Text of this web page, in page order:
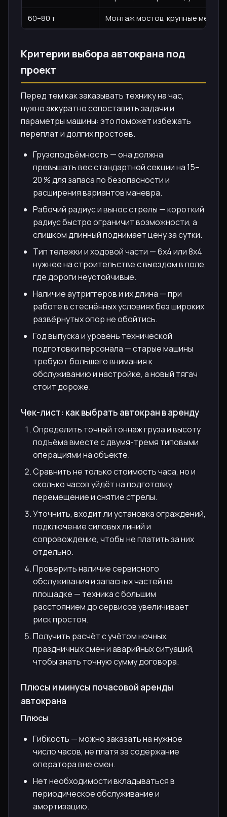
60–80 т
Монтаж мостов, крупные
Критерии выбора автокрана под
проект
Перед тем как заказывать технику на час,
нужно аккуратно сопоставить задачи и
параметры машины: это поможет избежать
переплат и долгих простоев.
Грузоподъёмность — она должна
превышать вес стандартной секции на 15–
20 % для запаса по безопасности и
расширения вариантов маневра.
Рабочий радиус и вынос стрелы — короткий
радиус быстро ограничит возможности, а
слишком длинный поднимает цену за сутки.
Тип тележки и ходовой части — 6х4 или 8х4
нужнее на строительстве с выездом в поле,
где дороги неустойчивые.
Наличие аутриггеров и их длина — при
работе в стеснённых условиях без широких
развёрнутых опор не обойтись.
Год выпуска и уровень технической
подготовки персонала — старые машины
требуют большего внимания к
обслуживанию и настройке, а новый тягач
стоит дороже.
Чек-лист: как выбрать автокран в аренду
Определить точный тоннаж груза и высоту
подъёма вместе с двумя-тремя типовыми
операциями на объекте.
Сравнить не только стоимость часа, но и
сколько часов уйдёт на подготовку,
перемещение и снятие стрелы.
Уточнить, входит ли установка ограждений,
подключение силовых линий и
сопровождение, чтобы не платить за них
отдельно.
Проверить наличие сервисного
обслуживания и запасных частей на
площадке — техника с большим
расстоянием до сервисов увеличивает
риск простоя.
Получить расчёт с учётом ночных,
праздничных смен и аварийных ситуаций,
чтобы знать точную сумму договора.
Плюсы и минусы почасовой аренды
автокрана
Плюсы
Гибкость — можно заказать на нужное
число часов, не платя за содержание
оператора вне смен.
Нет необходимости вкладываться в
периодическое обслуживание и
амортизацию.